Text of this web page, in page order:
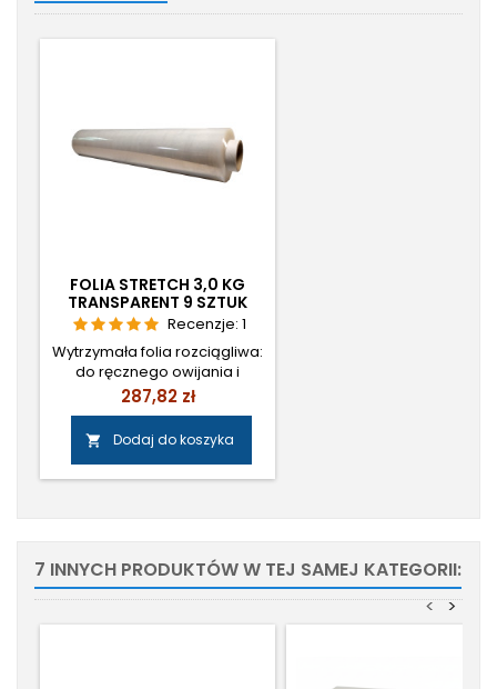
FOLIA STRETCH 3,0 KG
TRANSPARENT 9 SZTUK
Recenzje: 1
Wytrzymała folia rozciągliwa:
do ręcznego owijania i
zabezpieczania przesyłek –
zapewnia stabilność
ładunku. Parametry: Waga:
3,00 kg bruttoSzerokość: 500
mm Kolor: TransparentWaga
Cena
287,82 zł
 Dodaj do koszyka
7 INNYCH PRODUKTÓW W TEJ SAMEJ KATEGORII:
>
<